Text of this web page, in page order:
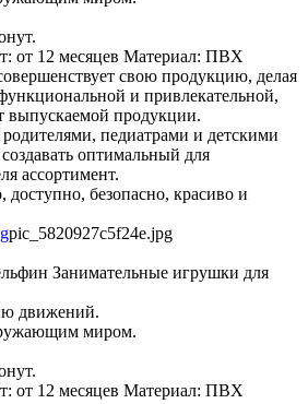
от 12 месяцев Материал: ПВХ
свою продукцию, делая
и привлекательной,
выпускаемой продукции.
педиатрами и детскими
оптимальный для
ассортимент.
безопасно, красиво и
pic_5820927c5f24e.jpg
Занимательные игрушки для
движений.
миром.
от 12 месяцев Материал: ПВХ